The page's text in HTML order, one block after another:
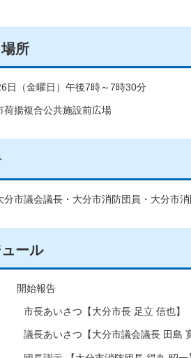
所
日（金曜日）午後7時～7時30分
荷揚複合公共施設前広場
分市議会議長・大分市消防団員・大分市
ール
始報告
市長あいさつ【大分市長 足立 信也】
議長あいさつ【大分市議会議長 田島